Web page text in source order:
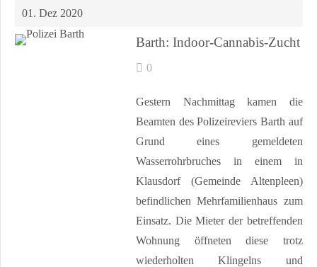
01. Dez 2020
Barth: Indoor-Cannabis-Zucht
0
Gestern Nachmittag kamen die
Beamten des Polizeireviers Barth auf
Grund eines gemeldeten
Wasserrohrbruches in einem in
Klausdorf (Gemeinde Altenpleen)
befindlichen Mehrfamilienhaus zum
Einsatz. Die Mieter der betreffenden
Wohnung öffneten diese trotz
wiederholten Klingelns und